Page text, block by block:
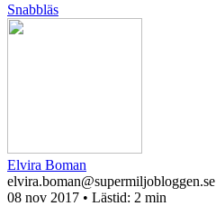
Snabbläs
Elvira Boman
elvira.boman@supermiljobloggen.se
08 nov 2017 • Lästid: 2 min